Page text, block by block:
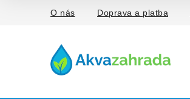
O nás Doprava a platba